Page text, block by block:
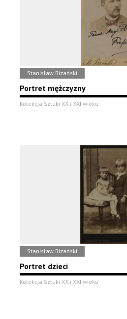
Stanisław Bizański
Portret mężczyzny
Kolekcja Sztuki XX i XXI wieku
Stanisław Bizański
Portret dzieci
Kolekcja Sztuki XX i XXI wieku